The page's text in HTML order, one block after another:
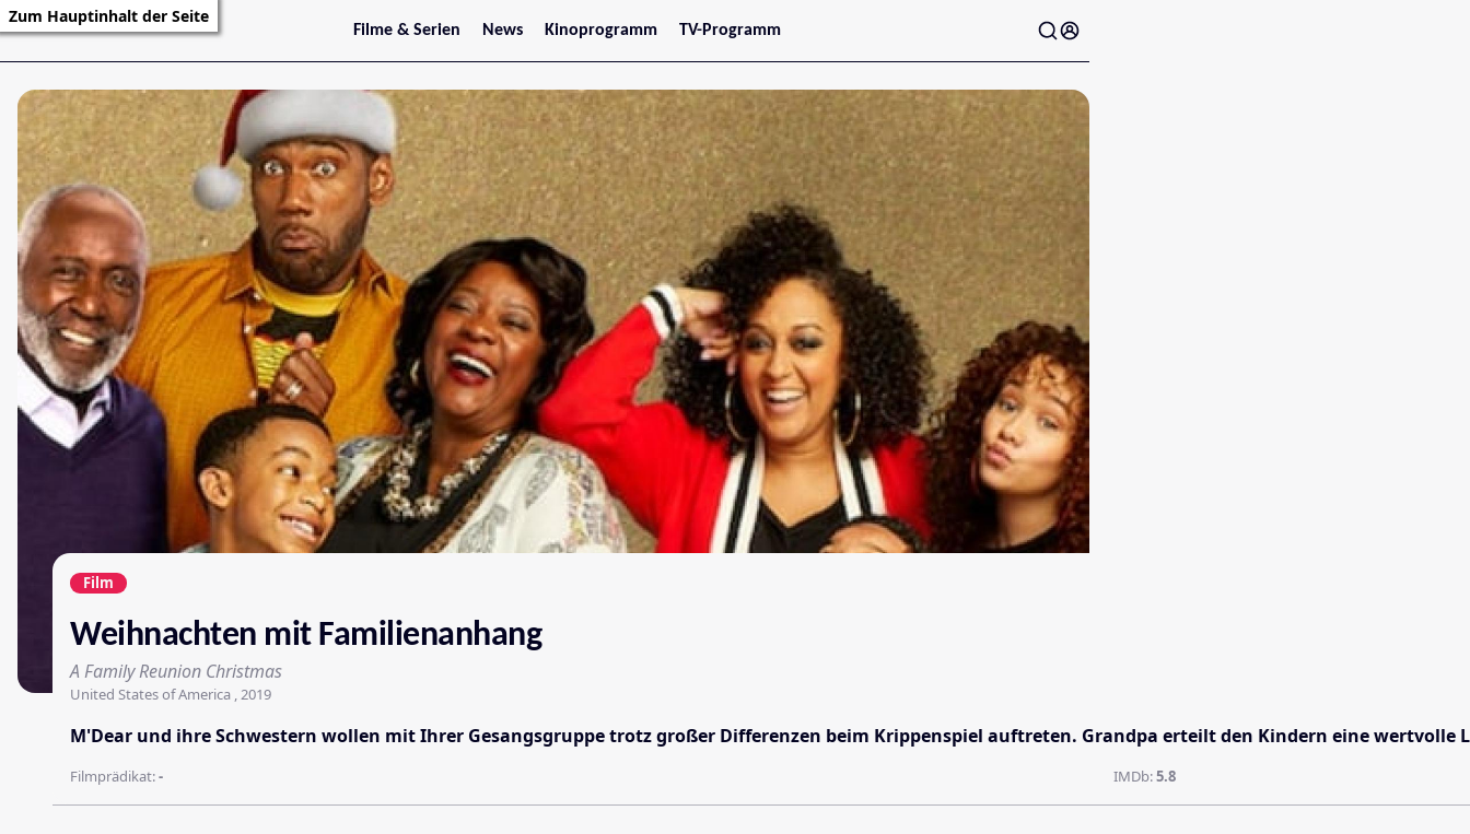
Zum Hauptinhalt der Seite
Filme & Serien
Trailer
Filmarchiv
Serienarchiv
News
Stars
Kinoprogramm
Jetzt im Kino
Wien
Niederösterreich
Oberösterreich
Steiermark
Burgenland
Kärnten
Salzburg
Tirol
Vorarlberg
TV-Programm
Film
Weihnachten mit Familienanhang
A Family Reunion Christmas
United States of America , 2019
M'Dear und ihre Schwestern wollen mit Ihrer Gesangsgruppe trotz großer Differenzen beim Krippenspiel auftreten. Grandpa erteilt den Kindern eine wertvolle
Filmprädikat:- IMDb:5.8